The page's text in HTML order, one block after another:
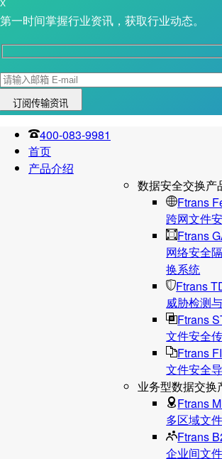
X
第一时间掌握行业资讯，获取行业动态。
400-083-9981
首页
产品介绍
数据安全交换产
Ftrans
跨网文件
Ftrans
网络安全
换系统
Ftrans
威胁检测
Ftrans
文件安全
Ftrans
文件安全
业务型数据交换
Ftrans
多区域文
Ftrans
企业间文